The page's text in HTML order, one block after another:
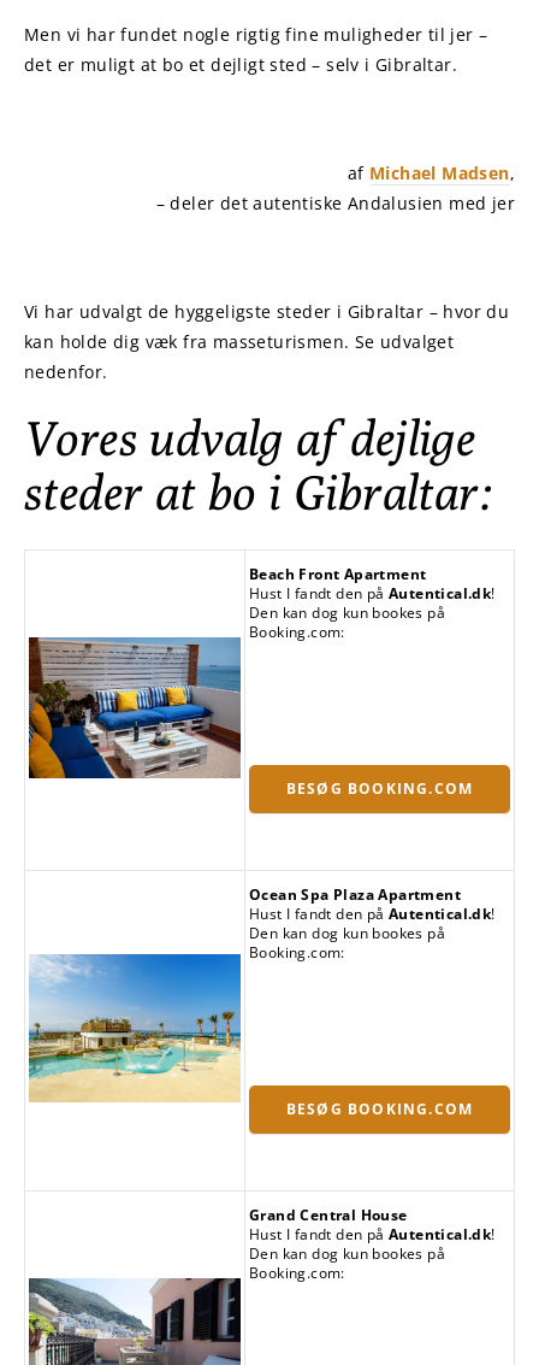
Men vi har fundet nogle rigtig fine muligheder til jer –
det er muligt at bo et dejligt sted – selv i Gibraltar.
af Michael Madsen,
– deler det autentiske Andalusien med jer
Vi har udvalgt de hyggeligste steder i Gibraltar – hvor du
kan holde dig væk fra masseturismen. Se udvalget
nedenfor.
Vores udvalg af dejlige
steder at bo i Gibraltar:
Beach Front Apartment
Hust I fandt den på Autentical.dk!
Den kan dog kun bookes på
Booking.com:
BESØG BOOKING.COM
Ocean Spa Plaza Apartment
Hust I fandt den på Autentical.dk!
Den kan dog kun bookes på
Booking.com:
BESØG BOOKING.COM
Grand Central House
Hust I fandt den på Autentical.dk!
Den kan dog kun bookes på
Booking.com: